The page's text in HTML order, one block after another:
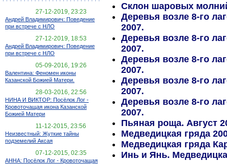
27-12-2019, 23:23
Андрей Владимирович: Поведение
при встрече с НЛО
27-12-2019, 18:53
Андрей Владимирович: Поведение
при встрече с НЛО
05-09-2016, 19:26
Валентина: Феномен иконы
Казанской Божией Матери.
28-03-2016, 22:56
НИНА И ВИКТОР: Посёлок Лог -
Кровоточащая икона Казанской
Божией Матери
11-12-2015, 23:56
Неизвестный: Жуткие тайны
подземелий Аксая
07-12-2015, 02:35
АННА: Посёлок Лог - Кровоточащая
Склон шаровых
Деревья возле 8-го
2007.
Деревья возле 8-го
2007.
Деревья возле 8-го
2007.
Деревья возле 8-го
2007.
Деревья возле 8-го
2007.
Пьяная роща. Август
Медведицкая гряда
Медведицкая гряда
Инь и Янь.